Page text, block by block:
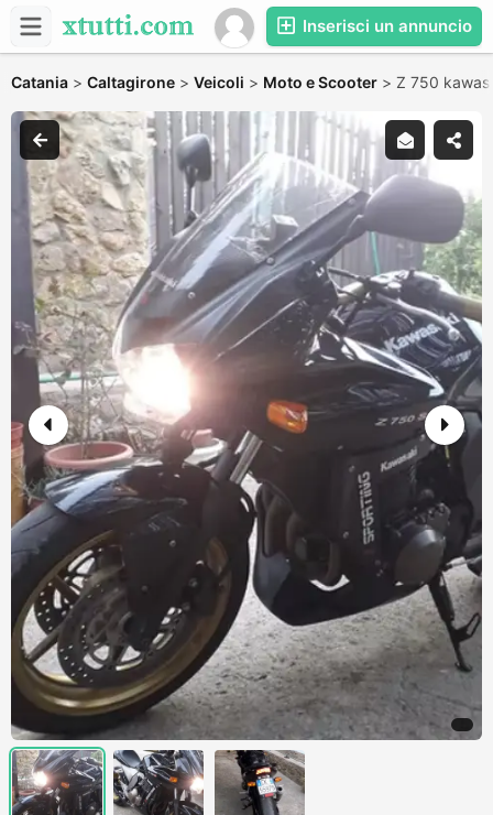
Inserisci un annuncio
Catania > Caltagirone > Veicoli > Moto e Scooter > Z 750